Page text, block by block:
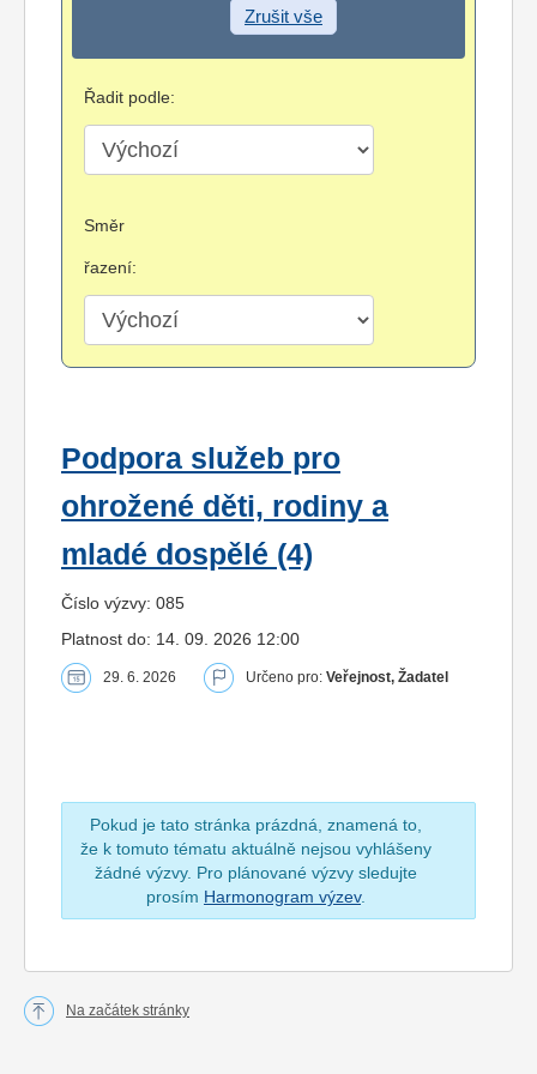
Zrušit vše
Řadit podle:
Směr
řazení:
Podpora služeb pro
ohrožené děti, rodiny a
mladé dospělé (4)
Číslo výzvy: 085
Platnost do: 14. 09. 2026 12:00
29. 6. 2026 Určeno pro: Veřejnost, Žadatel
Pokud je tato stránka prázdná, znamená to,
že k tomuto tématu aktuálně nejsou vyhlášeny
žádné výzvy. Pro plánované výzvy sledujte
prosím Harmonogram výzev.
Na začátek stránky